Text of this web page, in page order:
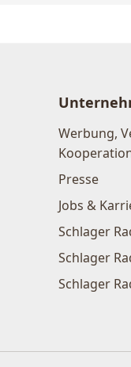
Werbung,
Presse
Jobs &
Schlager
Schlager
Schlager